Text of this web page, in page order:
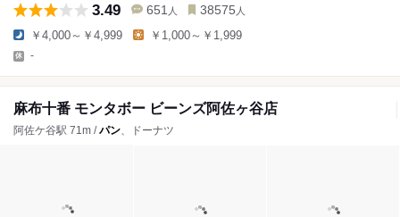
3.49 651 人 38575 人
￥4,000～￥4,999 ￥1,000～￥1,999
-
麻布十番 モンタボー ビーンズ阿佐ヶ谷店
阿佐ケ谷駅 71m /パン、ドーナツ